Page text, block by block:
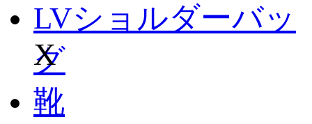
LVショルダーバッ
グ
靴
X